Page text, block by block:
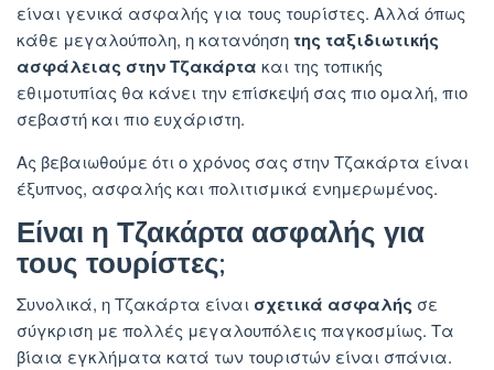
είναι γενικά ασφαλής για τους τουρίστες. Αλλά όπως
κάθε μεγαλούπολη, η κατανόηση της ταξιδιωτικής
ασφάλειας στην Τζακάρτα και της τοπικής
εθιμοτυπίας θα κάνει την επίσκεψή σας πιο ομαλή, πιο
σεβαστή και πιο ευχάριστη.
Ας βεβαιωθούμε ότι ο χρόνος σας στην Τζακάρτα είναι
έξυπνος, ασφαλής και πολιτισμικά ενημερωμένος.
Είναι η Τζακάρτα ασφαλής για
τους τουρίστες;
Συνολικά, η Τζακάρτα είναι σχετικά ασφαλής σε
σύγκριση με πολλές μεγαλουπόλεις παγκοσμίως. Τα
βίαια εγκλήματα κατά των τουριστών είναι σπάνια.